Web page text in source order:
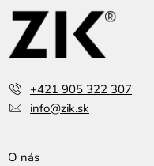
+421 905 322 307
info@zik.sk
O nás